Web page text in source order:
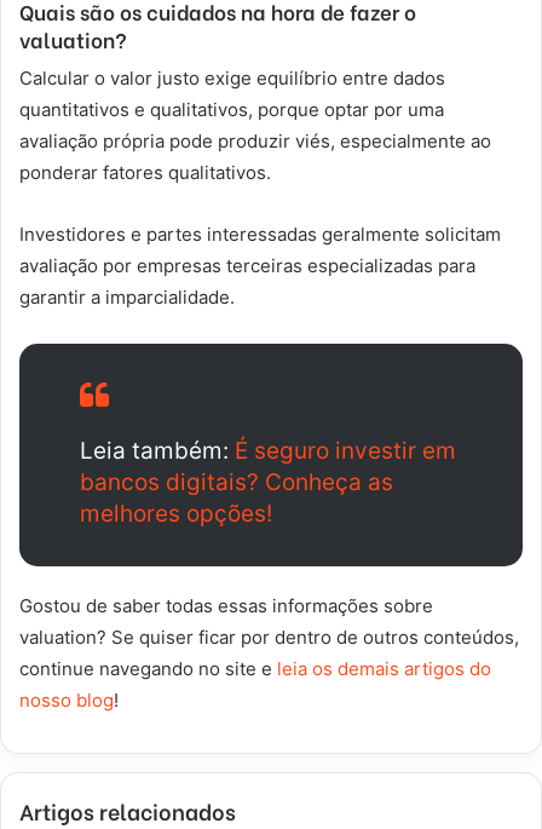
Quais são os cuidados na hora de fazer o
valuation?
Calcular o valor justo exige equilíbrio entre dados
quantitativos e qualitativos, porque optar por uma
avaliação própria pode produzir viés, especialmente ao
ponderar fatores qualitativos.
Investidores e partes interessadas geralmente solicitam
avaliação por empresas terceiras especializadas para
garantir a imparcialidade.
Leia também: É seguro investir em
bancos digitais? Conheça as
melhores opções!
Gostou de saber todas essas informações sobre
valuation? Se quiser ficar por dentro de outros conteúdos,
continue navegando no site e leia os demais artigos do
nosso blog!
Artigos relacionados